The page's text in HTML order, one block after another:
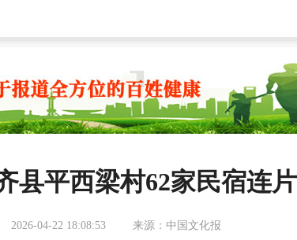
县平西梁村62家民宿连
2026-04-22 18:08:53 来源：中国文化报